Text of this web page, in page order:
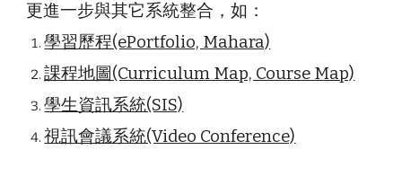
更進一步與其它系統整合，如：
學習歷程(ePortfolio, Mahara)
課程地圖(Curriculum Map, Course Map)
學生資訊系統(SIS)
視訊會議系統(Video Conference)